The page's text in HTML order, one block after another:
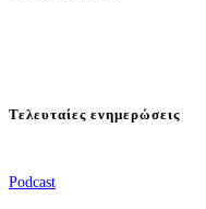
Τελευταίες ενημερώσεις
Podcast